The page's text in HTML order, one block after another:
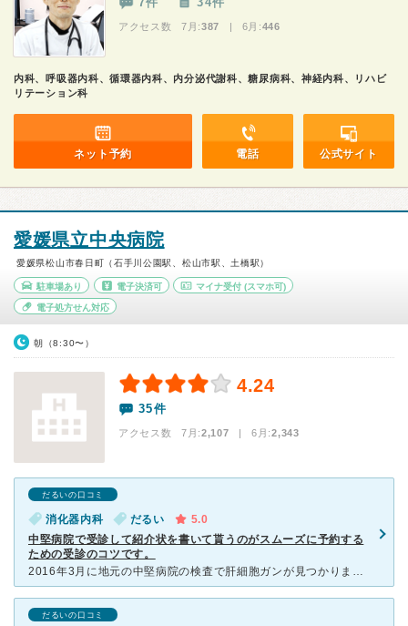
アクセス数 7月:387 | 6月:446
内科、呼吸器内科、循環器内科、内分泌代謝科、糖尿病科、神経内科、リハビ
リテーション科
ネット予約 電話 公式サイト
愛媛県立中央病院
愛媛県松山市春日町（石手川公園駅、松山市駅、土橋駅）
駐車場あり 電子決済可 マイナ受付 (スマホ可)
電子処方せん対応
朝（8:30〜）
4.24
35件
アクセス数 7月:2,107 | 6月:2,343
だるいの口コミ
消化器内科 だるい
5.0
中堅病院で受診して紹介状を書いて貰うのがスムーズに予約する
ための受診のコツです。
2016年3月に地元の中堅病院の検査で肝細胞ガンが見つかりました。 すぐに地域連携先の県立中央病院への紹介状を書いて貰って受診、5月に肝細胞ガンの手術を受けて10年を経過しました。 この間
だるいの口コミ